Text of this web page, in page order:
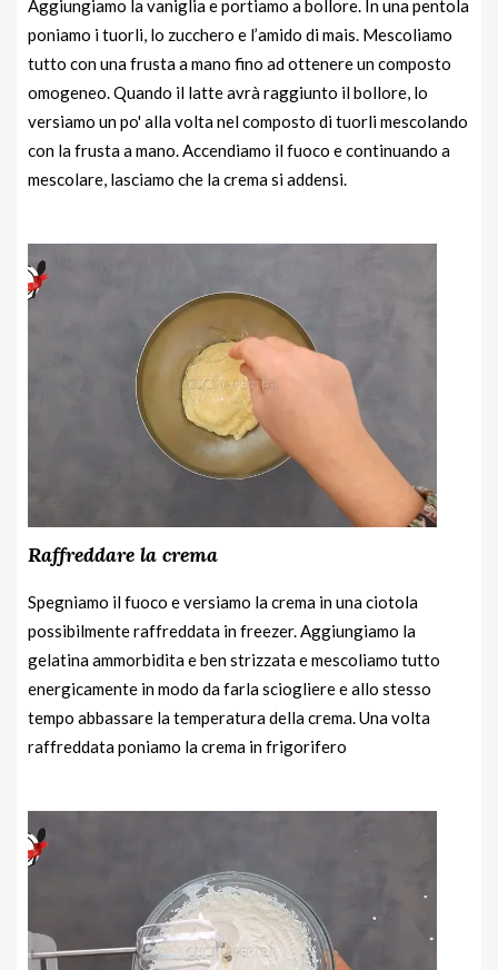
Aggiungiamo la vaniglia e portiamo a bollore. In una pentola
poniamo i tuorli, lo zucchero e l’amido di mais. Mescoliamo
tutto con una frusta a mano fino ad ottenere un composto
omogeneo. Quando il latte avrà raggiunto il bollore, lo
versiamo un po' alla volta nel composto di tuorli mescolando
con la frusta a mano. Accendiamo il fuoco e continuando a
mescolare, lasciamo che la crema si addensi.
Raffreddare la crema
Spegniamo il fuoco e versiamo la crema in una ciotola
possibilmente raffreddata in freezer. Aggiungiamo la
gelatina ammorbidita e ben strizzata e mescoliamo tutto
energicamente in modo da farla sciogliere e allo stesso
tempo abbassare la temperatura della crema. Una volta
raffreddata poniamo la crema in frigorifero